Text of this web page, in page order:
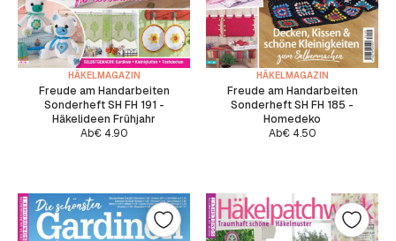
HÄKELMAGAZIN
Freude am Handarbeiten
Sonderheft SH FH 191 -
Häkelideen Frühjahr
Ab€4.90
HÄKELMAGAZIN
Freude am Handarbeiten
Sonderheft SH FH 185 -
Homedeko
Ab€4.50